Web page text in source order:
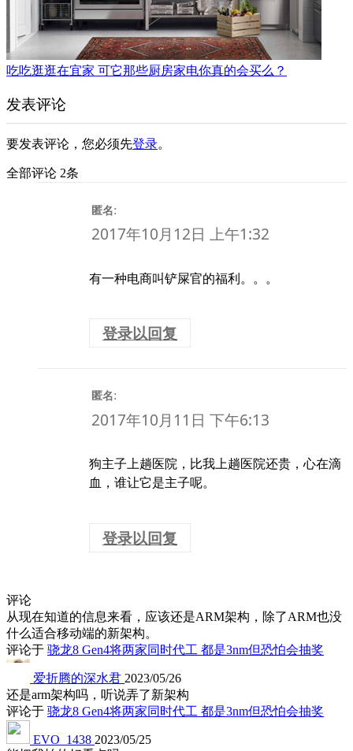
宜家收购跑腿网站TaskRabbit 上门组装家居或成可能
2017年10月12日 上午1:32
匿名:
2017年10月11日 下午6:13
狗主子上趟医院，比我上趟医院还贵，心在滴
血，谁让它是主子呢。